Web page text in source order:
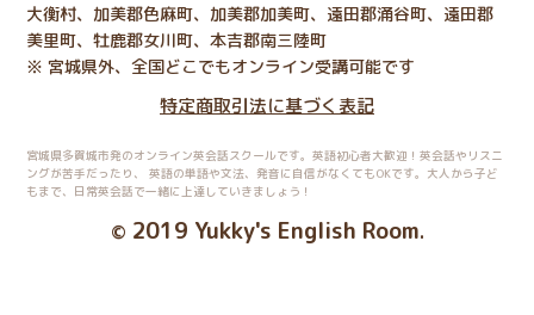
大衡村、加美郡色麻町、加美郡加美町、遠田郡涌谷町、遠田郡
美里町、牡鹿郡女川町、本吉郡南三陸町
※ 宮城県外、全国どこでもオンライン受講可能です
特定商取引法に基づく表記
宮城県多賀城市発のオンライン英会話スクールです。英語初心者大歓迎！英会話やリスニ
ングが苦手だったり、
英語の単語や文法、発音に自信がなくてもOKです。大人から子ど
もまで、日常英会話で一緒に上達していきましょう！
© 2019 Yukky's English Room.